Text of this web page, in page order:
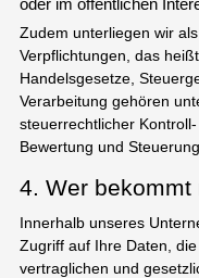
Zudem unterliegen wir
Verpflichtungen, das
Handelsgesetze,
Verarbeitung gehören
steuerrechtlicher
Bewertung und
4. Wer bekommt
Innerhalb unseres
Zugriff auf Ihre Daten,
vertraglichen und